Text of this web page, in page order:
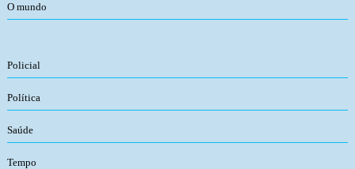
O mundo
Policial
Política
Saúde
Tempo